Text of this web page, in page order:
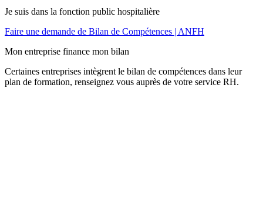
Je suis dans la fonction public hospitalière
Faire une demande de Bilan de Compétences | ANFH
Mon entreprise finance mon bilan
Certaines entreprises intègrent le bilan de compétences dans leur
plan de formation, renseignez vous auprès de votre service RH.